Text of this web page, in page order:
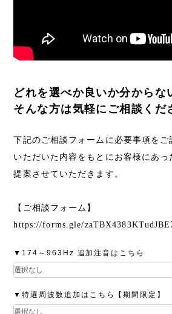
どれを選べか良いか分からな
そんな方は気軽にご相談くだ
下記のご相談フォームに必要事項をご
いただいた内容をもとにお客様にあ
提案させていただきます。
【ご相談フォーム】
https://forms.gle/
▼174～963Hz 追加注音はこちら
▼特選周波数追加はこちら【期間限定】